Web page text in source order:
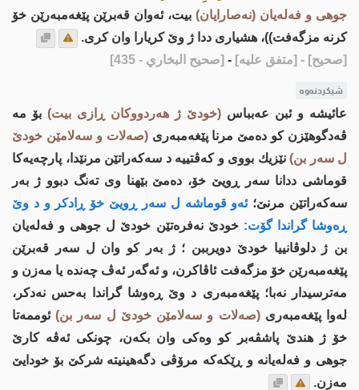
جوهی و فه‌له‌یان (نه‌صارایان) بیت، ئه‌وان قه‌برێن پێغه‌مبه‌رێن خۆ
كرنه‌ مزگه‌فت))، هشیاری ددا ژ وێ كریارا وان كری.
[صحيح] - [متفق عليه] - [صحيح البخاري - 435]
شیکردنەوە
عائیشه‌ و ئبن عه‌بباس (خودێ ژ هه‌ردووكان ڕازی بیت) بۆ مه‌
ڤه‌دگوهێزن كو ده‌مێ مرنا پێغه‌مبه‌ری(صه‌لات و سه‌لامێن خودێ
ل سه‌ر بن) نێزیك بووی و كه‌ڤتییه‌ د سه‌كه‌راتێن مرنێدا، پارچه‌یه‌كا
قوماشی ددانا سه‌ر ڕویێ خۆ، ده‌مێ بێهنا وی ته‌نگ دبوو ژ به‌ر
سه‌كه‌را‌تێن مرنێ؛ ئه‌و قوماشه‌ ل سه‌ر ڕویێ خۆ ڕادكر و د وێ
ڕه‌وشا گراندا گۆت: خودێ نه‌فره‌تێن خودێ ل جوهی و فه‌له‌یان
بن ژ دلوڤانییا خودێ دویرببن ؛ ژ به‌ر كو وان ل سه‌ر قه‌برێن
پێغه‌مبه‌رێن خۆ مزگه‌فت ئاڤاكرن، و ئه‌گه‌ر ئه‌ڤ چه‌نده‌ یا مه‌زن و
مه‌ترسیدار نه‌با؛ پێغه‌مبه‌ری د وێ ڕه‌وشا گراندا به‌حس نه‌دكر،
له‌وا پێغه‌مبه‌ری(صه‌لات و سه‌لامێن خودێ ل سه‌ر بن)ئوممه‌تا
خۆ ژ هندێ پاشڤه‌بر كو وه‌كی وان بكه‌ن، چونكی ئه‌ڤه‌ كارێ
جوهی و فه‌له‌یانه‌ و ڕێكه‌كه‌ مرۆڤی دگه‌هینیته‌ شركێ بۆ خودایێ
مه‌زن.